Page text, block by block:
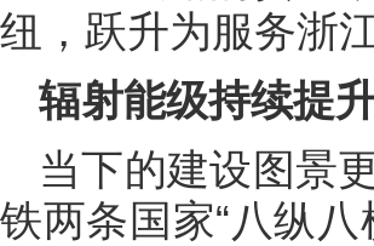
纽，跃升为服务浙
辐射能级持续提
当下的建设图景
铁两条国家“八纵